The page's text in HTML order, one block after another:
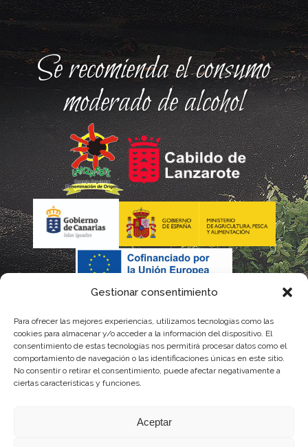
Gestionar consentimiento
Para ofrecer las mejores experiencias, utilizamos tecnologías como las
cookies para almacenar y/o acceder a la información del dispositivo. El
consentimiento de estas tecnologías nos permitirá procesar datos como el
comportamiento de navegación o las identificaciones únicas en este sitio.
No consentir o retirar el consentimiento, puede afectar negativamente a
ciertas características y funciones.
Aceptar
Se recomienda el consumo
moderado de alcohol
La gestión de la DOP Lanzarote realizada por este Consejo Regulador es financiada,
con fondos provenientes del presupuesto de gastos del Instituto Canario de